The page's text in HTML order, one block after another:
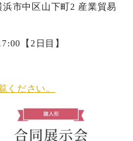
市中区山下町2 産業貿易
【2日目】
ください。